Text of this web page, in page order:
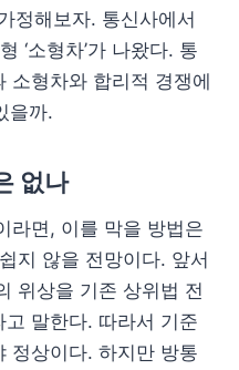
정해보자. 통신사에서
‘소형차’가 나왔다. 통
소형차와 합리적 경쟁에
을까.
없나
라면, 이를 막을 방법은
지 않을 전망이다. 앞서
위상을 기존 상위법 전
말한다. 따라서 기준
정상이다. 하지만 방통